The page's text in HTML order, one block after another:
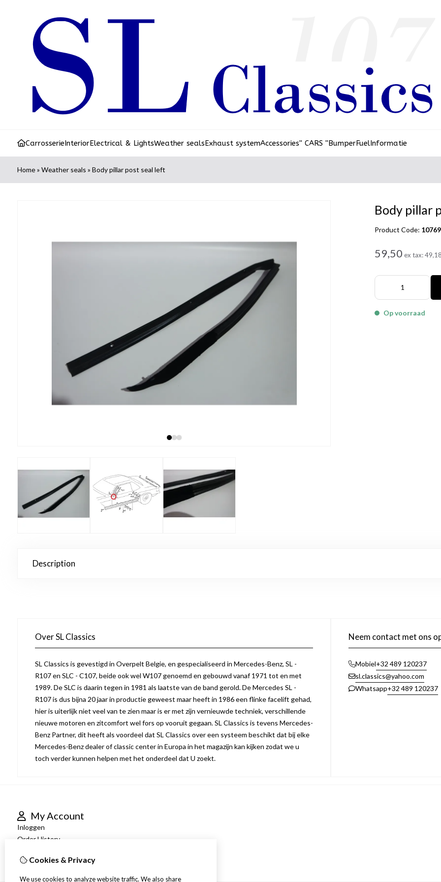
CarrosserieInteriorElectrical & LightsWeather sealsExhaust systemAccessories'' CARS ''BumperFuelInformatie
Home» Weather seals » Body pillar post seal left
Body pillar
Product Code:
59,50 ex tax:
Op voorraad
Description
Over SL Classics
SL Classics is gevestigd in Overpelt Belgie, en gespecialiseerd in Mercedes-Benz, SL -
R107 en SLC - C107, beide ook wel W107 genoemd en gebouwd vanaf 1971 tot en met
1989. De SLC is daarin tegen in 1981 als laatste van de band gerold. De Mercedes SL -
R107 is dus bijna 20 jaar in productie geweest maar heeft in 1986 een flinke facelift gehad,
hier is uiterlijk niet veel van te zien maar is er met zijn vernieuwde techniek, verschillende
nieuwe motoren en zitcomfort wel fors op vooruit gegaan. SL Classics is tevens Mercedes-
Benz Partner, dit heeft als voordeel dat SL Classics over een systeem beschikt dat bij elke
Mercedes-Benz dealer of classic center in Europa in het magazijn kan kijken zodat we u
toch verder kunnen helpen met het onderdeel dat U zoekt.
Neem contact met ons
Mobiel+32 489 120237
sl.classics@yahoo.com
Whatsapp+32 489 120237
My Account
Inloggen
Order History
Cookies & Privacy
We use cookies to analyze website traffic. We also share